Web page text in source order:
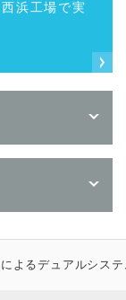
浜工場で実
よるデュアルシス